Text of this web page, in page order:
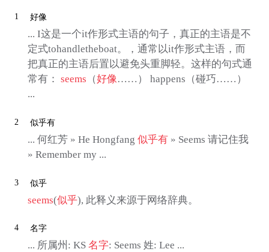
1 好像
... I这是一个it作形式主语的句子，真正的主语是不
定式tohandletheboat。，通常以it作形式主语，而
把真正的主语后置以避免头重脚轻。这样的句式通
常有： seems （好像……） happens（碰巧……）
...
2 似乎有
... 何红芳 » He Hongfang 似乎有» Seems 请记住我
» Remember my ...
3 似乎
seems(似乎), 此释义来源于网络辞典。
4 名字
... 所属州: KS 名字: Seems 姓: Lee ...